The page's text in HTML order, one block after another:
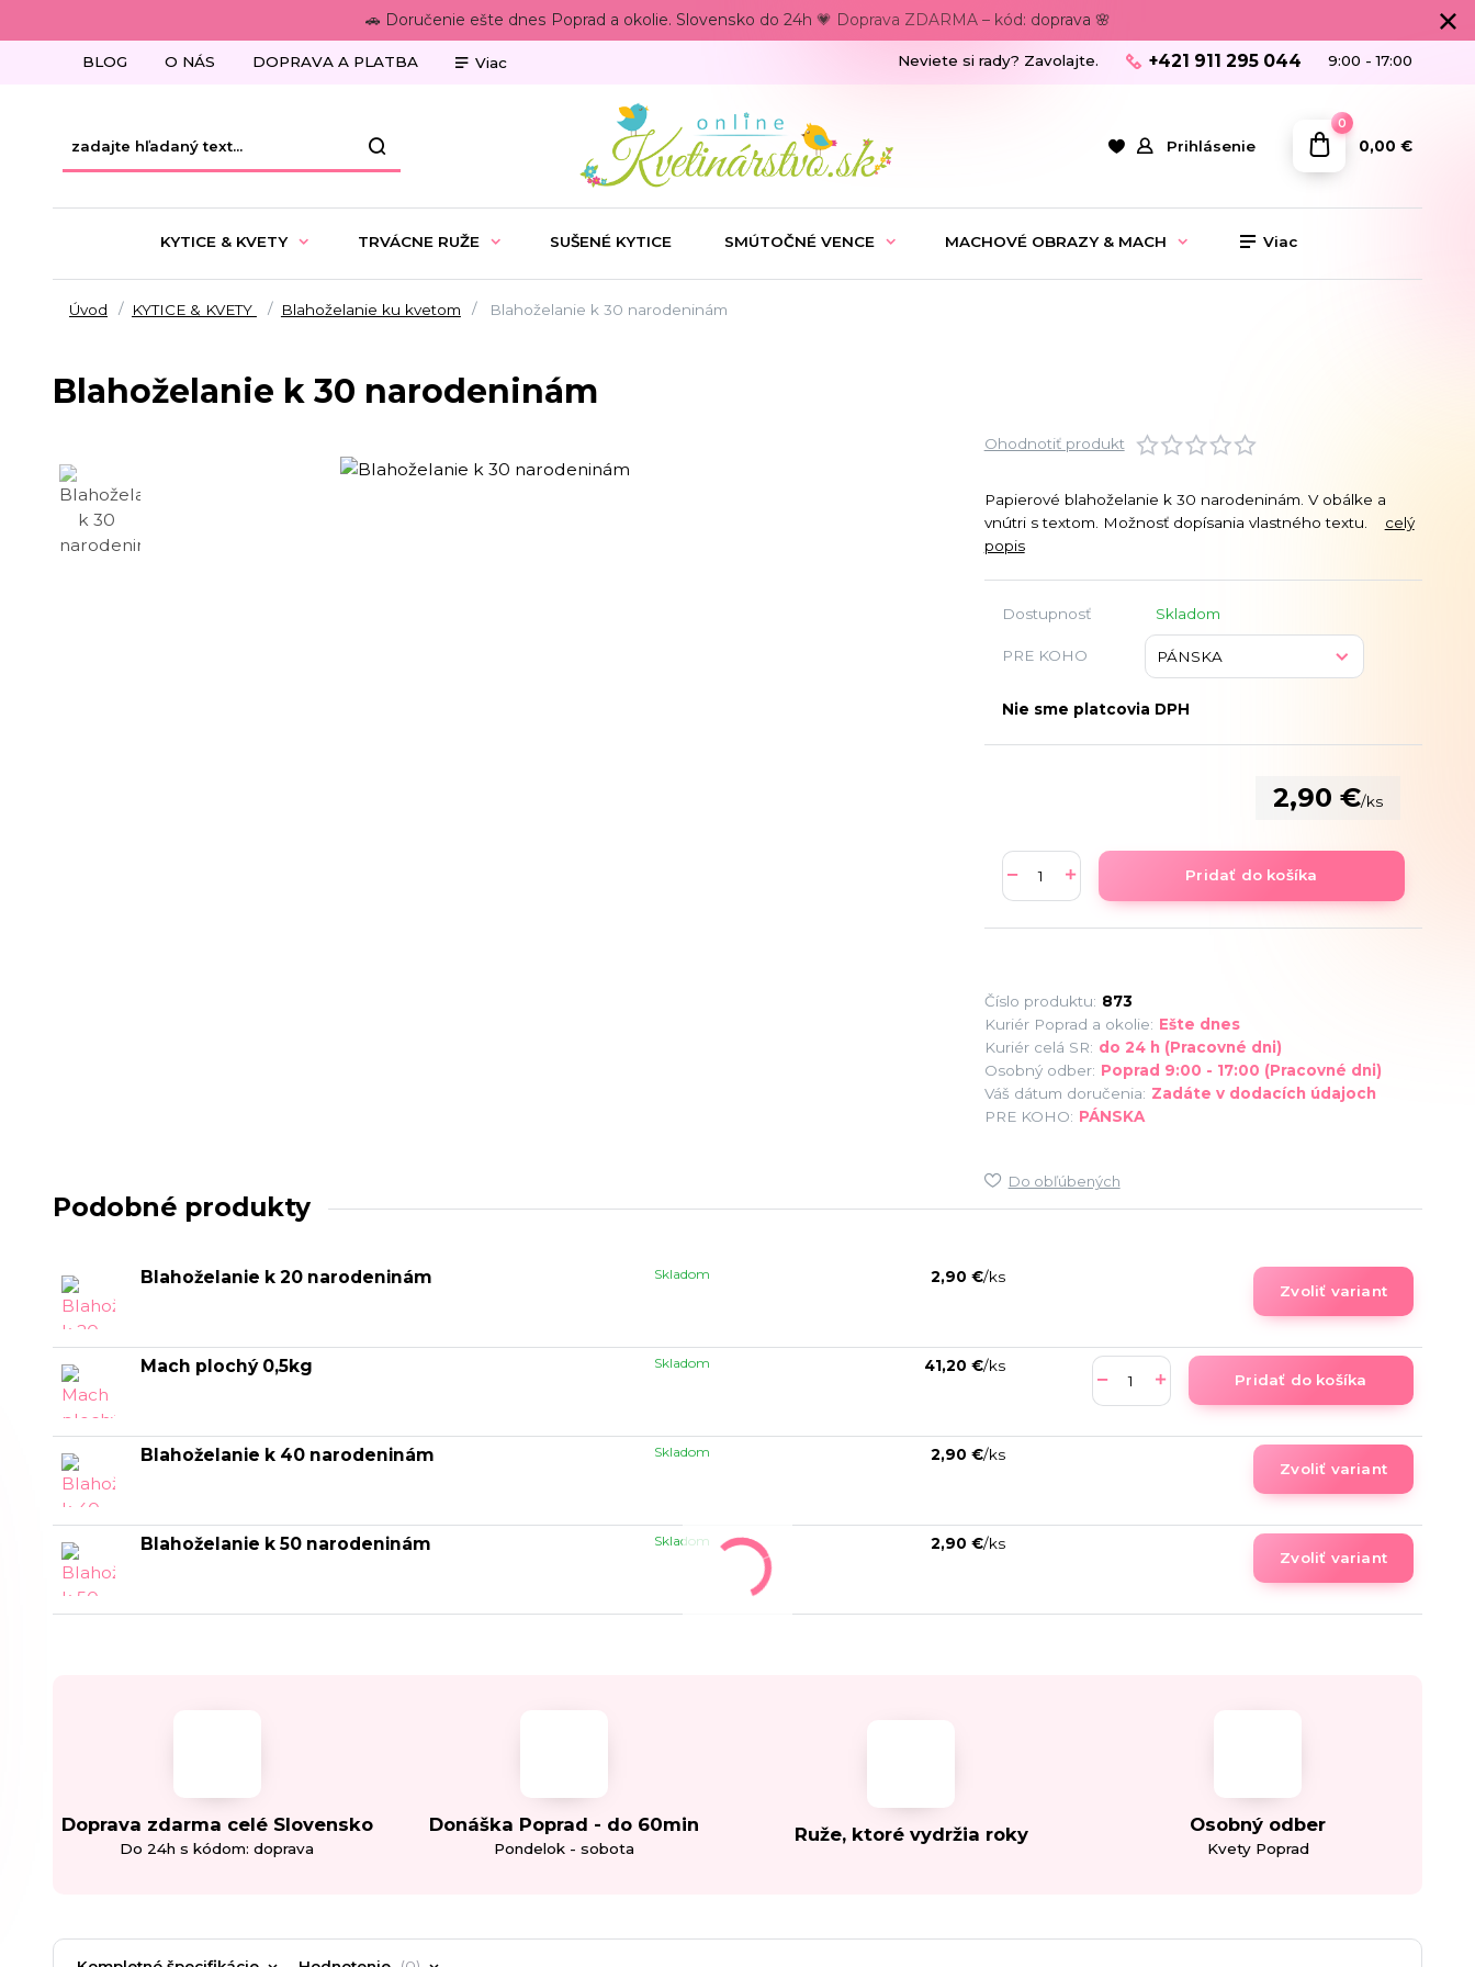
🚗 Doručenie ešte dnes Poprad a okolie. Slovensko do 24h 💗 Doprava ZDARMA – kód: doprava 🌸
BLOG O NÁS DOPRAVA A PLATBA Viac
Prihlásenie
Neviete si rady? Zavolajte. +421 911 295 044 9:00 - 17:00
0
0,00 €
KYTICE & KVETY TRVÁCNE RUŽE SUŠENÉ KYTICE SMÚTOČNÉ VENCE MACHOVÉ OBRAZY & MACH Viac
Úvod KYTICE & KVETY Blahoželanie ku kvetom Blahoželanie k 30 narodeninám
Blahoželanie k 30 narodeninám
Ohodnotiť produkt
Papierové blahoželanie k 30 narodeninám. V obálke a
vnútri s textom. Možnosť dopísania vlastného textu. celý
popis
Dostupnosť Skladom
PRE KOHO
Nie sme platcovia DPH
2,90 €/ks
Pridať do košíka
Číslo produktu: 873
Kuriér Poprad a okolie: Ešte dnes
Kuriér celá SR: do 24 h (Pracovné dni)
Osobný odber: Poprad 9:00 - 17:00 (Pracovné dni)
Váš dátum doručenia: Zadáte v dodacích údajoch
PRE KOHO: PÁNSKA
Do obľúbených
Podobné produkty
Blahoželanie k 20 narodeninám 2,90 €/ks
Skladom
Zvoliť variant
Mach plochý 0,5kg 41,20 €/ks
Skladom
Pridať do košíka
Blahoželanie k 40 narodeninám 2,90 €/ks
Skladom
Zvoliť variant
Blahoželanie k 50 narodeninám 2,90 €/ks
Skladom
Zvoliť variant
Doprava zdarma celé Slovensko
Do 24h s kódom: doprava
Donáška Poprad - do 60min
Pondelok - sobota
Ruže, ktoré vydržia roky Osobný odber
Kvety Poprad